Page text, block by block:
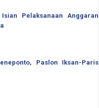
Pelaksanaan Anggaran
Paslon Iksan-Paris